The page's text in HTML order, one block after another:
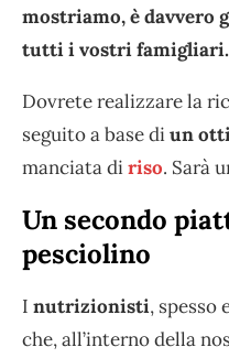
mostriamo, è davvero
tutti i vostri famigliari.
Dovrete realizzare la
seguito a base diun
manciata diriso. Sarà
Un secondo
pesciolino
I nutrizionisti, spesso
che, all’interno della